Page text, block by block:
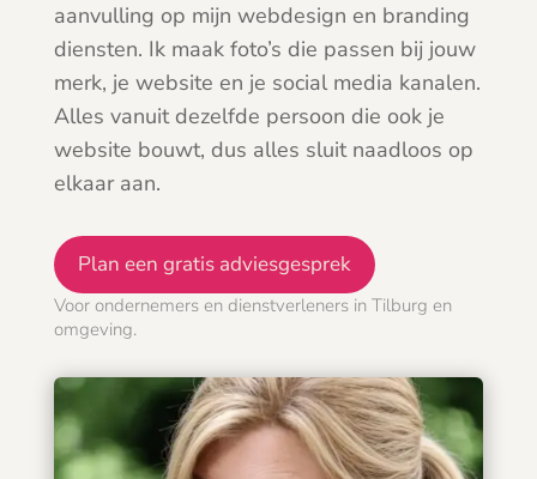
aanvulling op mijn webdesign en branding
diensten. Ik maak foto’s die passen bij jouw
merk, je website en je social media kanalen.
Alles vanuit dezelfde persoon die ook je
website bouwt, dus alles sluit naadloos op
elkaar aan.
Plan een gratis adviesgesprek
Voor ondernemers en dienstverleners in Tilburg en
omgeving.